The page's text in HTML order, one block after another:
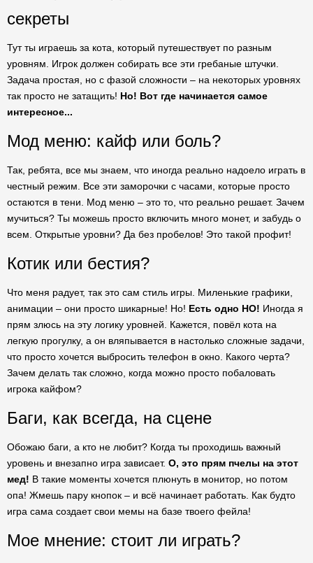
секреты
Тут ты играешь за кота, который путешествует по разным
уровням. Игрок должен собирать все эти гребаные штучки.
Задача простая, но с фазой сложности – на некоторых уровнях
так просто не затащить! Но! Вот где начинается самое
интересное...
Мод меню: кайф или боль?
Так, ребята, все мы знаем, что иногда реально надоело играть в
честный режим. Все эти заморочки с часами, которые просто
остаются в тени. Мод меню – это то, что реально решает. Зачем
мучиться? Ты можешь просто включить много монет, и забудь о
всем. Открытые уровни? Да без пробелов! Это такой профит!
Котик или бестия?
Что меня радует, так это сам стиль игры. Миленькие графики,
анимации – они просто шикарные! Но! Есть одно НО! Иногда я
прям злюсь на эту логику уровней. Кажется, повёл кота на
легкую прогулку, а он вляпывается в настолько сложные задачи,
что просто хочется выбросить телефон в окно. Какого черта?
Зачем делать так сложно, когда можно просто побаловать
игрока кайфом?
Баги, как всегда, на сцене
Обожаю баги, а кто не любит? Когда ты проходишь важный
уровень и внезапно игра зависает. О, это прям пчелы на этот
мед! В такие моменты хочется плюнуть в монитор, но потом
опа! Жмешь пару кнопок – и всё начинает работать. Как будто
игра сама создает свои мемы на базе твоего фейла!
Мое мнение: стоит ли играть?